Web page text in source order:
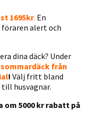
1695kr. En
föraren alert och
dina däck? Under
från
! Välj fritt bland
husvagnar.
om 5000 kr rabatt på